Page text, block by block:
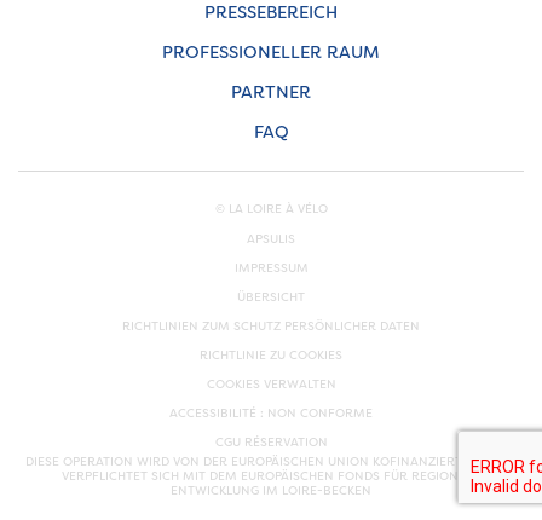
PRESSEBEREICH
PROFESSIONELLER RAUM
PARTNER
FAQ
© LA LOIRE À VÉLO
APSULIS
IMPRESSUM
ÜBERSICHT
RICHTLINIEN ZUM SCHUTZ PERSÖNLICHER DATEN
RICHTLINIE ZU COOKIES
COOKIES VERWALTEN
ACCESSIBILITÉ : NON CONFORME
CGU RÉSERVATION
DIESE OPERATION WIRD VON DER EUROPÄISCHEN UNION KOFINANZIERT. EUROPA
VERPFLICHTET SICH MIT DEM EUROPÄISCHEN FONDS FÜR REGIONALE
ENTWICKLUNG IM LOIRE-BECKEN